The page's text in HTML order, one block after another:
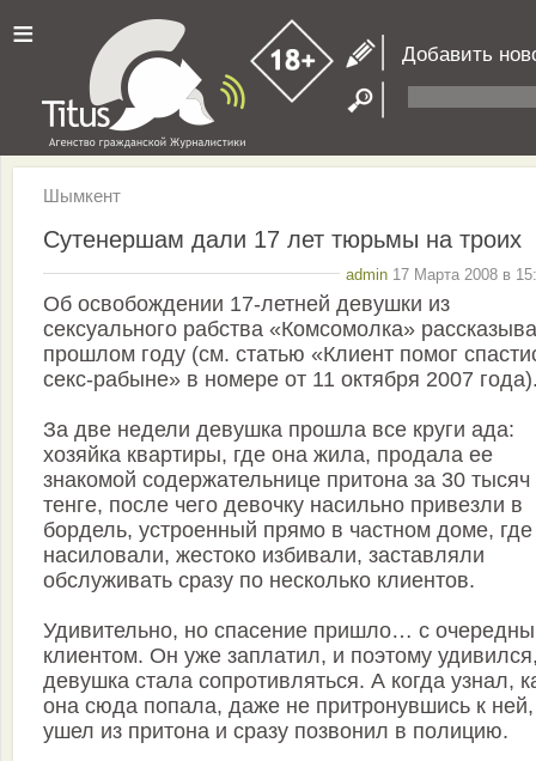
≡ Добавить
Шымкент
Сутенершам дали 17 лет тюрьмы на троих
admin 17 Марта 2008 в
Об освобождении 17-летней девушки из
сексуального рабства «Комсомолка»
прошлом году (см. статью «Клиент помог
секс-рабыне» в номере от 11 октября 2007
За две недели девушка прошла все круги ада:
хозяйка квартиры, где она жила, продала ее
знакомой содержательнице притона за 30 тысяч
тенге, после чего девочку насильно привезли в
бордель, устроенный прямо в частном доме, где
насиловали, жестоко избивали, заставляли
обслуживать сразу по несколько клиентов.
Удивительно, но спасение пришло… с
клиентом. Он уже заплатил, и поэтому
девушка стала сопротивляться. А когда узнал,
она сюда попала, даже не притронувшись к ней,
ушел из притона и сразу позвонил в полицию.